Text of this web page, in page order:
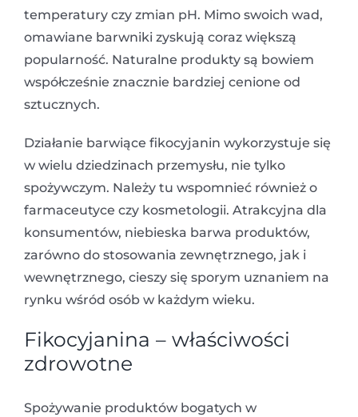
temperatury czy zmian pH. Mimo swoich wad,
omawiane barwniki zyskują coraz większą
popularność. Naturalne produkty są bowiem
współcześnie znacznie bardziej cenione od
sztucznych.
Działanie barwiące fikocyjanin wykorzystuje się
w wielu dziedzinach przemysłu, nie tylko
spożywczym. Należy tu wspomnieć również o
farmaceutyce czy kosmetologii. Atrakcyjna dla
konsumentów, niebieska barwa produktów,
zarówno do stosowania zewnętrznego, jak i
wewnętrznego, cieszy się sporym uznaniem na
rynku wśród osób w każdym wieku.
Fikocyjanina – właściwości
zdrowotne
Spożywanie produktów bogatych w